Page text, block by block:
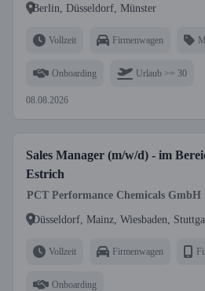
Berlin, Düsseldorf, Münster
Vollzeit Firmenwagen
Onboarding Urlaub >= 30
08.08.2026
Sales Manager (m/w/d) - im
Estrich
PCT Performance Chemicals GmbH
Düsseldorf, Mainz, Wiesbaden,
Vollzeit Firmenwagen
Onboarding